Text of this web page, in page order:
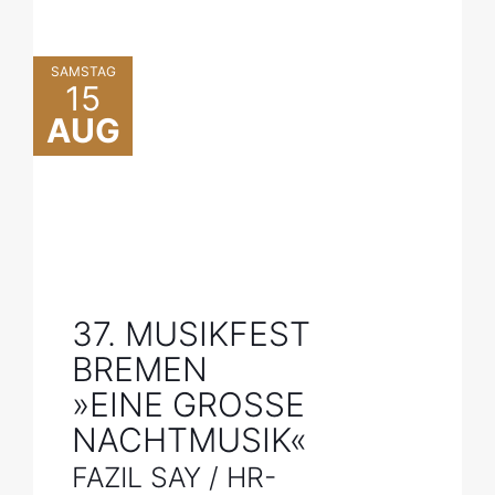
SAMSTAG
15
AUG
37. MUSIKFEST
BREMEN
»EINE GROSSE N
ACHTMUSIK«
FAZIL SAY / HR-